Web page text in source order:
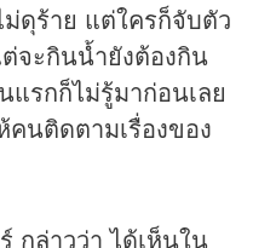
ดุร้าย แต่ใครก็จับตัว
จะกินน้ำยังต้องกิน
รกก็ไม่รู้มาก่อนเลย
นติดตามเรื่องของ
กล่าวว่า ได้เห็นใน